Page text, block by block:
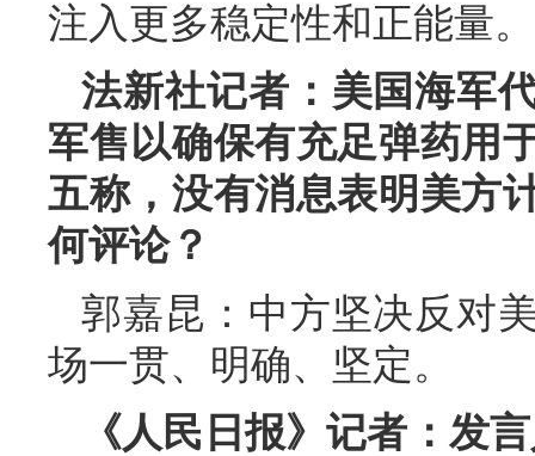
注入更多稳定性和正能量。
法新社记者：美国海军
军售以确保有充足弹药用
五称，没有消息表明美方
何评论？
郭嘉昆：中方坚决反对
场一贯、明确、坚定。
《人民日报》记者：发